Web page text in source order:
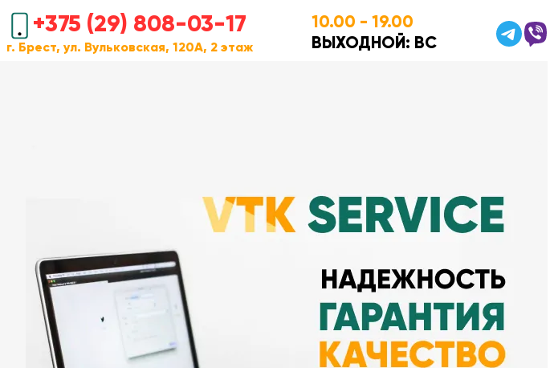
+375 (29) 808-03-17
г. Брест, ул. Вульковская, 120А, 2 этаж
10.00 - 19.00
ВЫХОДНОЙ: ВC